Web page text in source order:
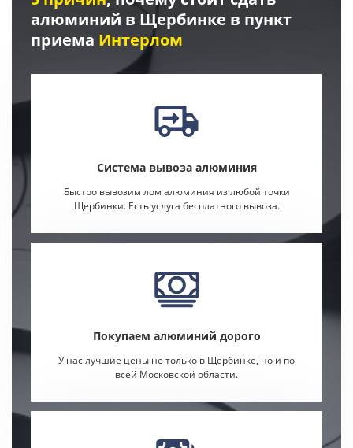
алюминий в Щербинке в пункт
приема Интерлом
Система вывоза алюминия
Быстро вывозим лом алюминия из любой точки
Щербинки. Есть услуга бесплатного вывоза.
Покупаем алюминий дорого
У нас лучшие цены не только в Щербинке, но и по
всей Московской области.